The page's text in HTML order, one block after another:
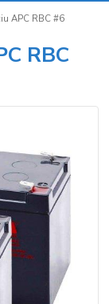
APC RBC #6
RBC